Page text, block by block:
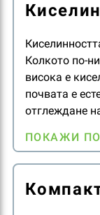
Колкото по-
висока е
почвата е
отглеждане
причина за
на алуминия
киселинност.
ПОКАЖИ